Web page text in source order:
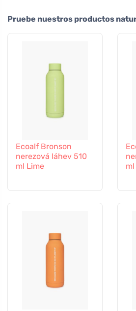
Pruebe nuestros productos
Ecoalf Bronson
nerezová láhev 510
ml Lime